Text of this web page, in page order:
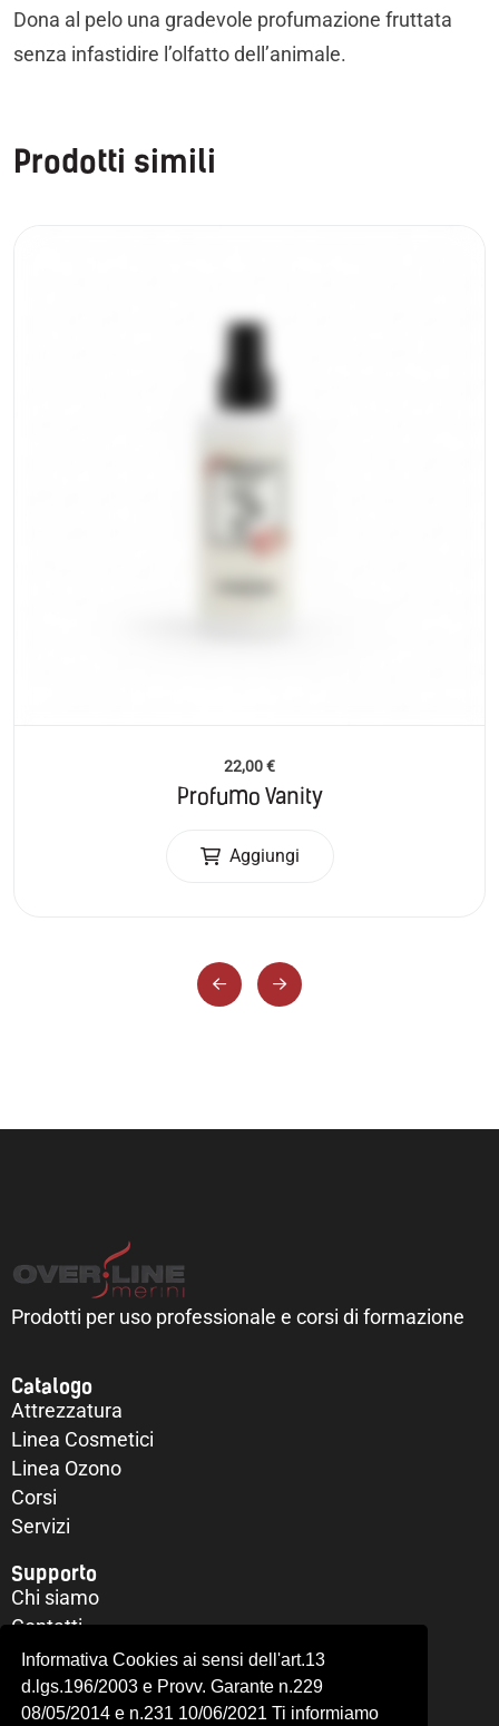
Informativa Cookies ai sensi dell'art.13
d.lgs.196/2003 e Provv. Garante n.229
08/05/2014 e n.231 10/06/2021 Ti informiamo
Dona al pelo una gradevole profumazione fruttata
senza infastidire l’olfatto dell’animale.
Prodotti simili
22,00€
Profumo Vanity
Aggiungi
Prodotti per uso professionale e corsi di formazione
Catalogo
Attrezzatura
Linea Cosmetici
Linea Ozono
Corsi
Servizi
Supporto
Chi siamo
Contatti
Il mio account
Richiesta di recesso
Privacy Policy